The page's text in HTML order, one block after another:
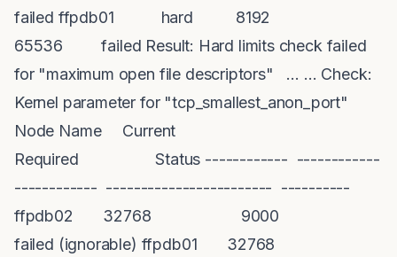
failed ffpdb01 hard 8192
65536 failed Result: Hard limits check failed
for "maximum open file descriptors" … … Check:
Kernel parameter for "tcp_smallest_anon_port"
Node Name Current
Required Status ------------ ------------
------------ ------------------------ ----------
ffpdb02 32768 9000
failed (ignorable) ffpdb01 32768